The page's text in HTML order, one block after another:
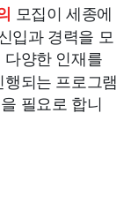
모집이 세종에
입과 경력을 모
다양한 인재를
되는 프로그램
필요로 합니